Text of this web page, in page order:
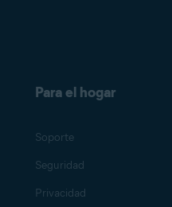
Para el hogar
Soporte
Seguridad
Privacidad